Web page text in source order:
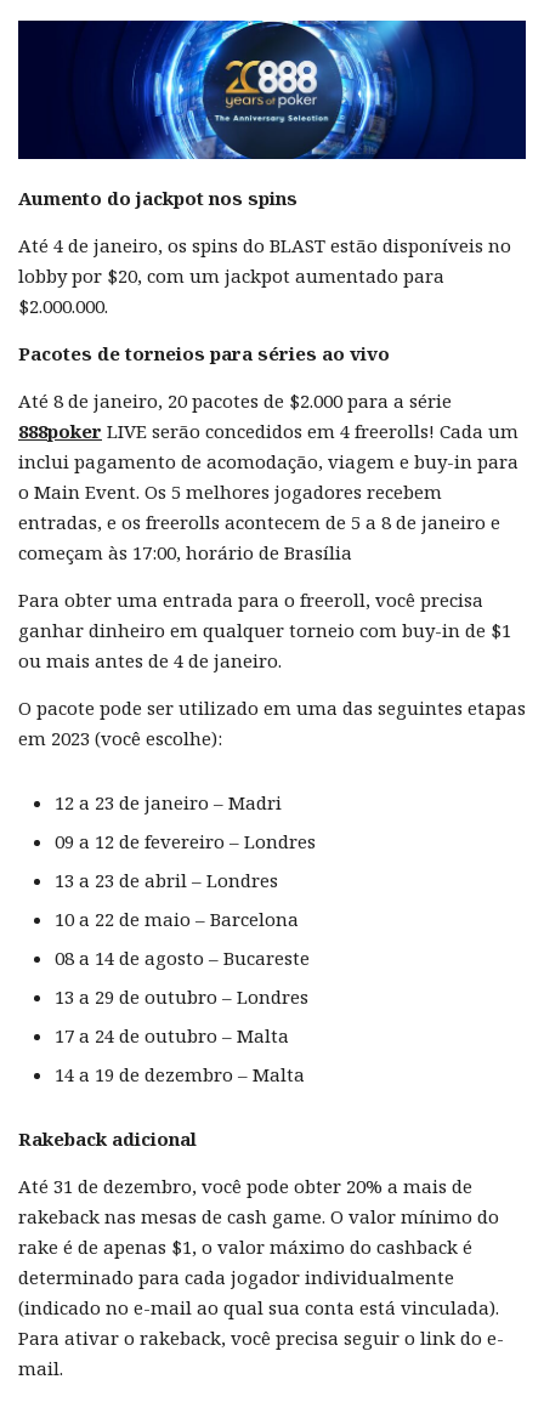
Aumento do jackpot nos spins
Até 4 de janeiro, os spins do BLAST estão disponíveis no
lobby por $20, com um jackpot aumentado para
$2.000.000.
Pacotes de torneios para séries ao vivo
Até 8 de janeiro, 20 pacotes de $2.000 para a série
888poker LIVE serão concedidos em 4 freerolls! Cada um
inclui pagamento de acomodação, viagem e buy-in para
o Main Event. Os 5 melhores jogadores recebem
entradas, e os freerolls acontecem de 5 a 8 de janeiro e
começam às 17:00, horário de Brasília
Para obter uma entrada para o freeroll, você precisa
ganhar dinheiro em qualquer torneio com buy-in de $1
ou mais antes de 4 de janeiro.
O pacote pode ser utilizado em uma das seguintes etapas
em 2023 (você escolhe):
12 a 23 de janeiro – Madri
09 a 12 de fevereiro – Londres
13 a 23 de abril – Londres
10 a 22 de maio – Barcelona
08 a 14 de agosto – Bucareste
13 a 29 de outubro – Londres
17 a 24 de outubro – Malta
14 a 19 de dezembro – Malta
Rakeback adicional
Até 31 de dezembro, você pode obter 20% a mais de
rakeback nas mesas de cash game. O valor mínimo do
rake é de apenas $1, o valor máximo do cashback é
determinado para cada jogador individualmente
(indicado no e-mail ao qual sua conta está vinculada).
Para ativar o rakeback, você precisa seguir o link do e-
mail.